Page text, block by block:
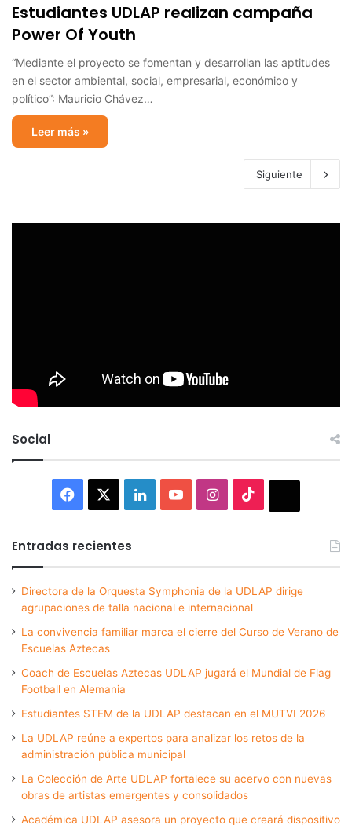
Estudiantes UDLAP realizan campaña
Power Of Youth
“Mediante el proyecto se fomentan y desarrollan las aptitudes
en el sector ambiental, social, empresarial, económico y
político”: Mauricio Chávez…
Leer más »
Siguiente
Social
Facebook LinkedInYouTubeInstagram
Entradas recientes
Directora de la Orquesta Symphonia de la UDLAP dirige
agrupaciones de talla nacional e internacional
La convivencia familiar marca el cierre del Curso de Verano de
Escuelas Aztecas
Coach de Escuelas Aztecas UDLAP jugará el Mundial de Flag
Football en Alemania
Estudiantes STEM de la UDLAP destacan en el MUTVI 2026
La UDLAP reúne a expertos para analizar los retos de la
administración pública municipal
La Colección de Arte UDLAP fortalece su acervo con nuevas
obras de artistas emergentes y consolidados
Académica UDLAP asesora un proyecto que creará dispositivo